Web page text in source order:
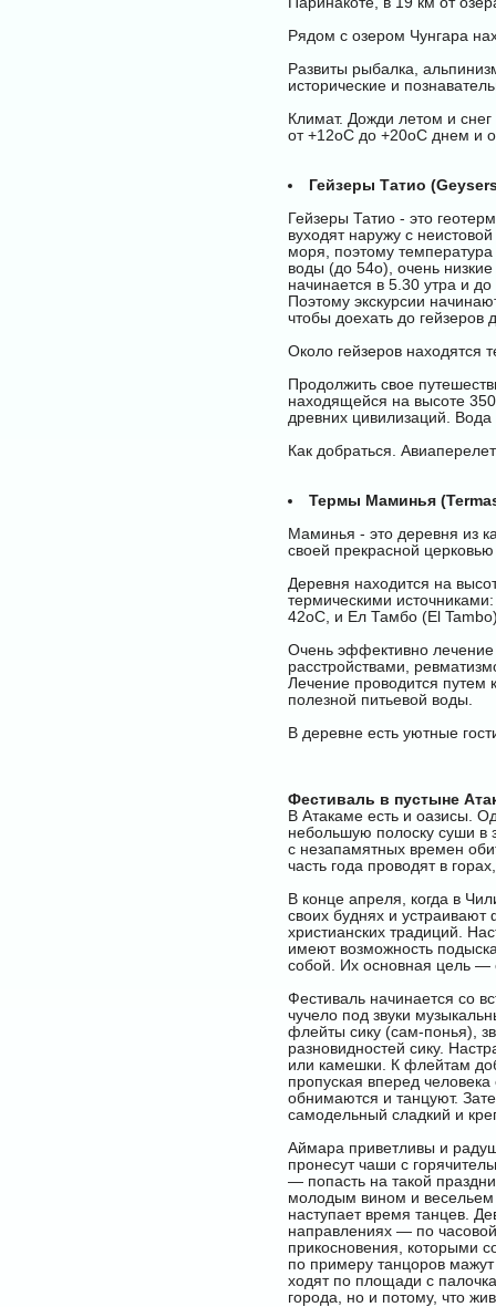
Рядом с озером Чунгара
Развиты рыбалка,
исторические и
Климат. Дожди летом и
от +12оС до +20оС днем и
Гейзеры Татио
Гейзеры Татио - это
вуходят наружу с
моря, поэтому
воды (до 54о), очень
начинается в 5.30 утра и
Поэтому экскурсии
чтобы доехать до гейзеров
Около гейзеров находятся
Продолжить свое
находящейся на высоте
древних цивилизаций.
Как добраться.
Термы Маминья
Маминья - это деревня из
своей прекрасной
Деревня находится на
термическими
42оС, и Ел Тамбо (El
Очень эффективно лечение
расстройствами,
Лечение проводится путем
полезной питьевой воды.
В деревне есть уютные
Фестиваль в пустыне
В Атакаме есть и оазисы.
небольшую полоску суши в
с незапамятных времен
часть года проводят в
В конце апреля, когда в
своих буднях и
христианских традиций.
имеют возможность
собой. Их основная цель —
Фестиваль начинается со
чучело под звуки
флейты сику (сам-понья),
разновидностей сику.
или камешки. К флейтам
пропуская вперед
обнимаются и танцуют.
самодельный сладкий и
Аймара приветливы и
пронесут чаши с
— попасть на такой
молодым вином и весельем
наступает время танцев.
направлениях — по
прикосновения, которыми
по примеру танцоров
ходят по площади с
города, но и потому, что